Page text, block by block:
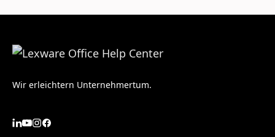
Wir erleichtern Unternehmertum.